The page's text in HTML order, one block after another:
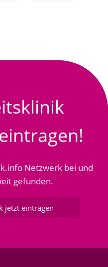
Netzwerk bei und
gefunden.
jetzt eintragen